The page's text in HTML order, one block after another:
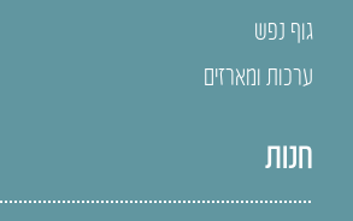
גוף נפש
ערכות ומארזים
חנות